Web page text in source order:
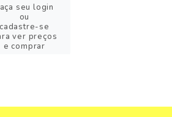
seu login
ou
cadastre-se
ver preços
e comprar